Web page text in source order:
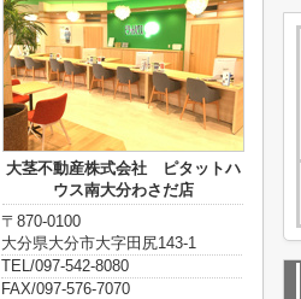
大茎不動産株式会社 ピタットハ
ウス南大分わさだ店
〒870-0100
大分県大分市大字田尻143-1
TEL/097-542-8080
FAX/097-576-7070